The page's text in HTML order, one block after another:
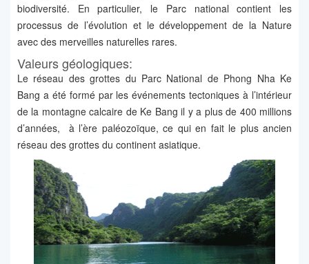
biodiversité. En particulier, le Parc national contient les
processus de l’évolution et le développement de la Nature
avec des merveilles naturelles rares.
Valeurs géologiques:
Le réseau des grottes du Parc National de Phong Nha Ke
Bang a été formé par les événements tectoniques à l’intérieur
de la montagne calcaire de Ke Bang il y a plus de 400 millions
d’années, à l’ère paléozoïque, ce qui en fait le plus ancien
réseau des grottes du continent asiatique.